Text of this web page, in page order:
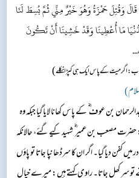
وَقُتِلَ حَمْزَةُ وَهُوَ خَيْرٌ مِنِّي ثُمَّ بُسِطَ لَنَا
مَا أُعْطِينَا وَقَدْ خَشِينَا أَنْ تَكُونَ
اگر میت کے پاس ایک ہی کپڑا نکلے)
بن عوف ؓ کے پاس کھانا لایا گیا جبکہ وہ
مصعب بن عمیر ؓ شہید کیے گئے، حالانکہ
دیا گیا۔ اگر ان کا سرڈھانپا جاتا تو پاؤں
سر کھل جاتا۔ راوی کہتے ہیں: میرے خیال